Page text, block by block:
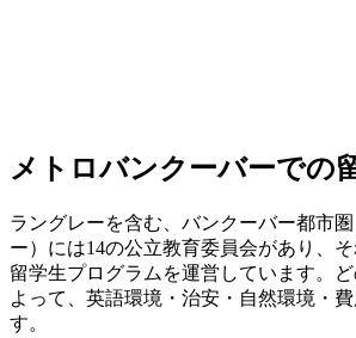
メトロバンクーバーでの
ラングレーを含む、バンクーバー都市
ー）には14の公立教育委員会があり、
留学生プログラムを運営しています。
よって、英語環境・治安・自然環境・
す。